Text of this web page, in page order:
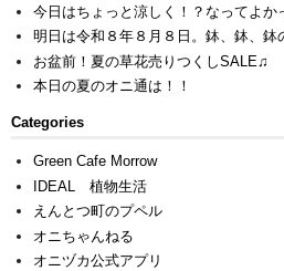
今日はちょっと涼しく！？なってよか
明日は令和８年８月８日。鉢、鉢、鉢
お盆前！夏の草花売りつくしSALE♫
本日の夏のオニ通は！！
Categories
Green Cafe Morrow
IDEAL 植物生活
えんとつ町のプペル
オニちゃんねる
オニヅカ公式アプリ